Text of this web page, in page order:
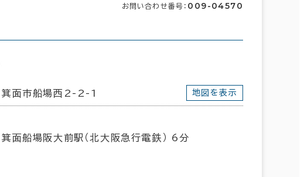
お問い合わせ番号： 009-04570
箕面市船場西2-2-1 地図を表示
箕面船場阪大前駅（北大阪急行電鉄） 6分